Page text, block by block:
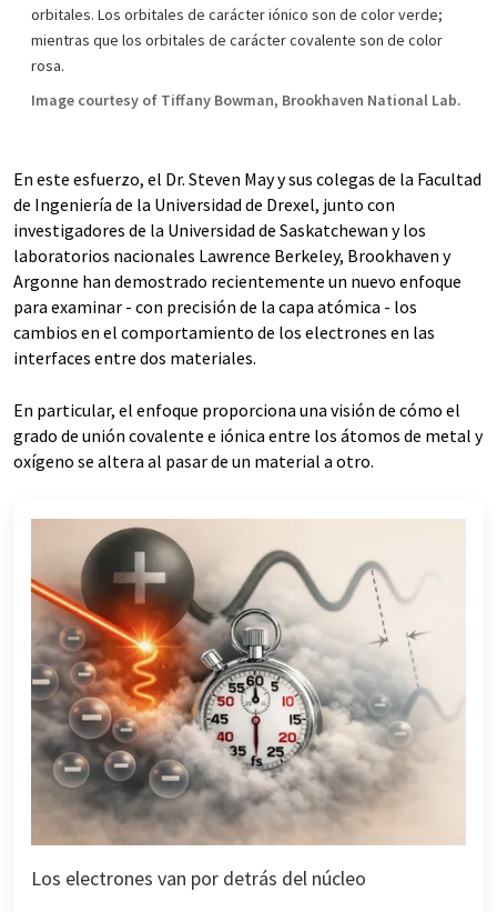
orbitales. Los orbitales de carácter iónico son de color verde;
mientras que los orbitales de carácter covalente son de color
rosa.
Image courtesy of Tiffany Bowman, Brookhaven National Lab.
En este esfuerzo, el Dr. Steven May y sus colegas de la Facultad
de Ingeniería de la Universidad de Drexel, junto con
investigadores de la Universidad de Saskatchewan y los
laboratorios nacionales Lawrence Berkeley, Brookhaven y
Argonne han demostrado recientemente un nuevo enfoque
para examinar - con precisión de la capa atómica - los
cambios en el comportamiento de los electrones en las
interfaces entre dos materiales.
En particular, el enfoque proporciona una visión de cómo el
grado de unión covalente e iónica entre los átomos de metal y
oxígeno se altera al pasar de un material a otro.
Los electrones van por detrás del núcleo